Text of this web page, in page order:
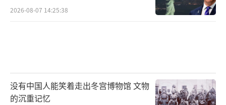
2026-08-07 14:25:38
没有中国人能笑着走出冬宫博物馆 文物
的沉重记忆